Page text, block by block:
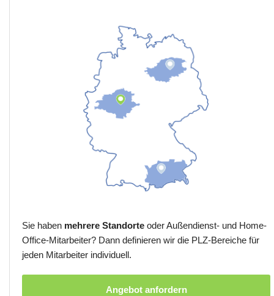
Sie haben mehrere Standorte oder Außendienst- und Home-
Office-Mitarbeiter? Dann definieren wir die PLZ-Bereiche für
jeden Mitarbeiter individuell.
Angebot anfordern